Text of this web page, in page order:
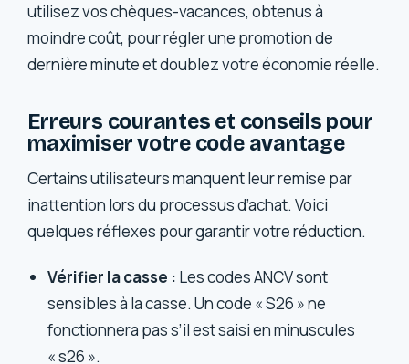
utilisez vos chèques-vacances, obtenus à
moindre coût, pour régler une promotion de
dernière minute et doublez votre économie réelle.
Erreurs courantes et conseils pour
maximiser votre code avantage
Certains utilisateurs manquent leur remise par
inattention lors du processus d’achat. Voici
quelques réflexes pour garantir votre réduction.
Vérifier la casse : Les codes ANCV sont
sensibles à la casse. Un code « S26 » ne
fonctionnera pas s’il est saisi en minuscules
« s26 ».